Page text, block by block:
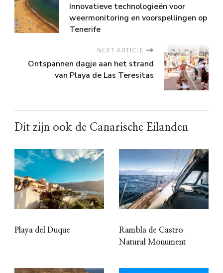
Innovatieve technologieën voor
weermonitoring en voorspellingen op
Tenerife
NEXT ARTICLE
Ontspannen dagje aan het strand
van Playa de Las Teresitas
Dit zijn ook de Canarische Eilanden
Playa del Duque
Rambla de Castro
Natural Monument